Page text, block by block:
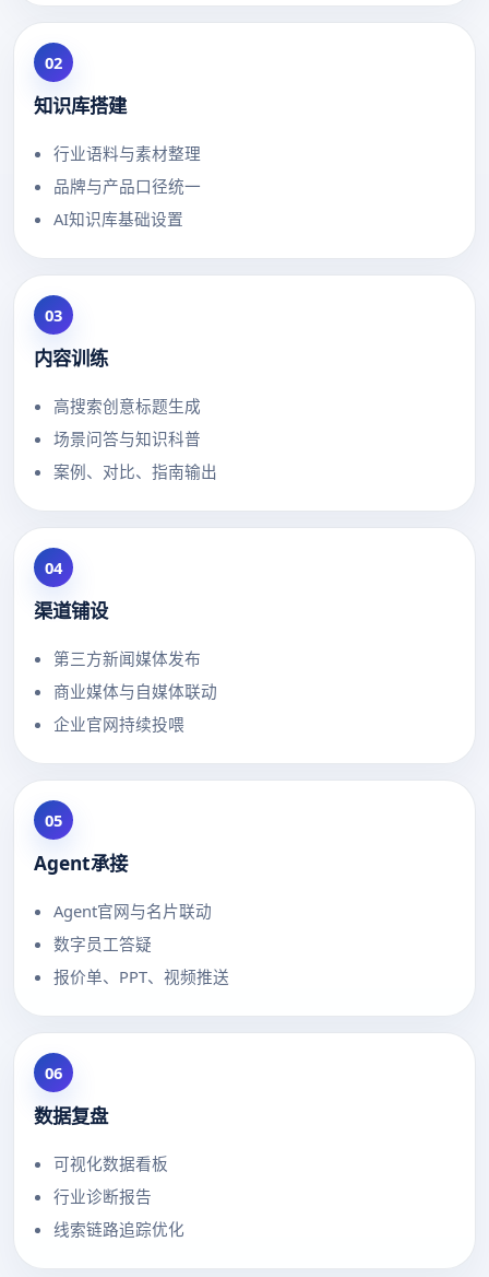
02
知识库搭建
行业语料与素材整理
品牌与产品口径统一
AI知识库基础设置
03
内容训练
高搜索创意标题生成
场景问答与知识科普
案例、对比、指南输出
04
渠道铺设
第三方新闻媒体发布
商业媒体与自媒体联动
企业官网持续投喂
05
Agent承接
Agent官网与名片联动
数字员工答疑
报价单、PPT、视频推送
06
数据复盘
可视化数据看板
行业诊断报告
线索链路追踪优化